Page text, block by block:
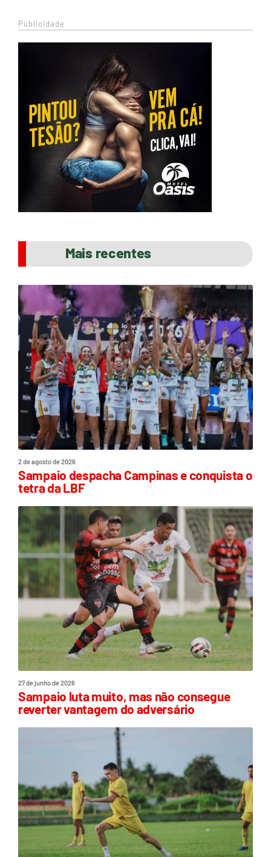
Publicidade
Mais recentes
2 de agosto de 2026
Sampaio despacha Campinas e conquista o
tetra da LBF
27 de junho de 2026
Sampaio luta muito, mas não consegue
reverter vantagem do adversário